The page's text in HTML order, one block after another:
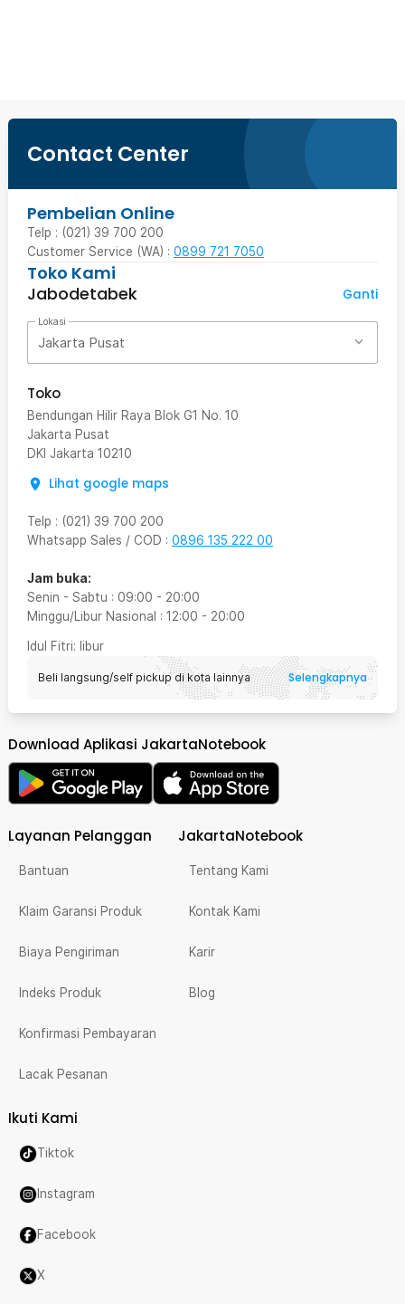
Contact Center
Pembelian Online
Telp : (021) 39 700 200
Customer Service (WA) : 0899 721 7050
Toko Kami
Jabodetabek
Ganti
Lokasi
Jakarta Pusat
Toko
Bendungan Hilir Raya Blok G1 No. 10
Jakarta Pusat
DKI Jakarta 10210
Lihat google maps
Telp : (021) 39 700 200
Whatsapp Sales / COD : 0896 135 222 00
Jam buka:
Senin - Sabtu : 09:00 - 20:00
Minggu/Libur Nasional : 12:00 - 20:00
Idul Fitri: libur
Beli langsung/self pickup di kota lainnya Selengkapnya
Download Aplikasi JakartaNotebook
Layanan Pelanggan
Bantuan
Klaim Garansi Produk
Biaya Pengiriman
Indeks Produk
Konfirmasi Pembayaran
Lacak Pesanan
JakartaNotebook
Tentang Kami
Kontak Kami
Karir
Blog
Ikuti Kami
Tiktok
Instagram
Facebook
X